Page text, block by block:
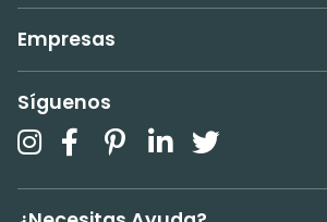
Empresas
Síguenos